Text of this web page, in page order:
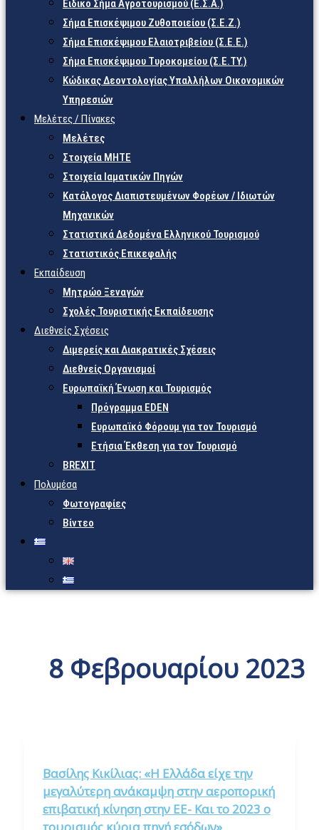
Ειδικό Σήμα Αγροτουρισμού (Ε.Σ.Α.)
Σήμα Επισκέψιμου Ζυθοποιείου (Σ.Ε.Ζ.)
Σήμα Επισκέψιμου Ελαιοτριβείου (Σ.Ε.Ε.)
Σήμα Επισκέψιμου Τυροκομείου (Σ.Ε.TY.)
Κώδικας Δεοντολογίας Υπαλλήλων Οικονομικών
Υπηρεσιών
Μελέτες / Πίνακες
Μελέτες
Στοιχεία ΜΗΤΕ
Στοιχεία Ιαματικών Πηγών
Κατάλογος Διαπιστευμένων Φορέων / Ιδιωτών
Μηχανικών
Στατιστικά Δεδομένα Ελληνικού Τουρισμού
Στατιστικός Επικεφαλής
Εκπαίδευση
Μητρώο Ξεναγών
Σχολές Τουριστικής Εκπαίδευσης
Διεθνείς Σχέσεις
Διμερείς και Διακρατικές Σχέσεις
Διεθνείς Οργανισμοί
Ευρωπαϊκή Ένωση και Τουρισμός
Πρόγραμμα EDEN
Ευρωπαϊκό Φόρουμ για τον Τουρισμό
Ετήσια Έκθεση για τον Τουρισμό
BREXIT
Πολυμέσα
Φωτογραφίες
Βίντεο
8 Φεβρουαρίου 2023
Βασίλης Κικίλιας: «Η Ελλάδα είχε την
μεγαλύτερη ανάκαμψη στην αεροπορική
επιβατική κίνηση στην ΕΕ- Και το 2023 ο
τουρισμός κύρια πηγή εσόδων»